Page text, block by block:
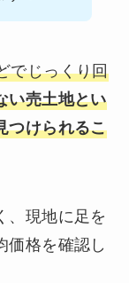
でじっくり回
い売土地とい
つけられるこ
、現地に足を
価格を確認し